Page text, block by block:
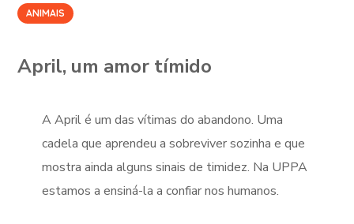
ANIMAIS
April, um amor tímido
A April é um das vítimas do abandono. Uma
cadela que aprendeu a sobreviver sozinha e que
mostra ainda alguns sinais de timidez. Na UPPA
estamos a ensiná-la a confiar nos humanos.